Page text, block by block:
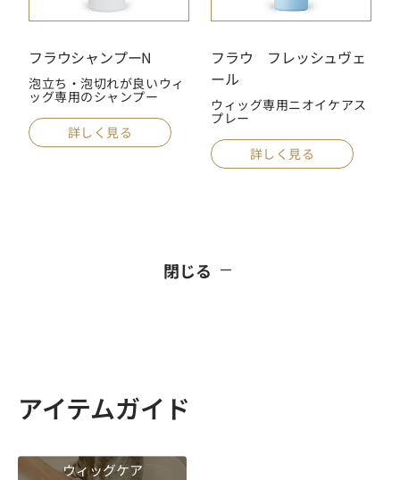
フラウシャンプーN
泡立ち・泡切れが良いウィ
ッグ専用のシャンプー
詳しく見る
フラウ フレッシュヴェ
ール
ウィッグ専用ニオイケアス
プレー
詳しく見る
閉じる
アイテムガイド
ウィッグケア